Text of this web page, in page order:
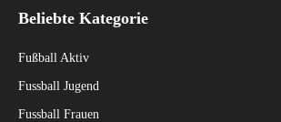
Beliebte Kategorie
Fußball Aktiv
Fussball Jugend
Fussball Frauen